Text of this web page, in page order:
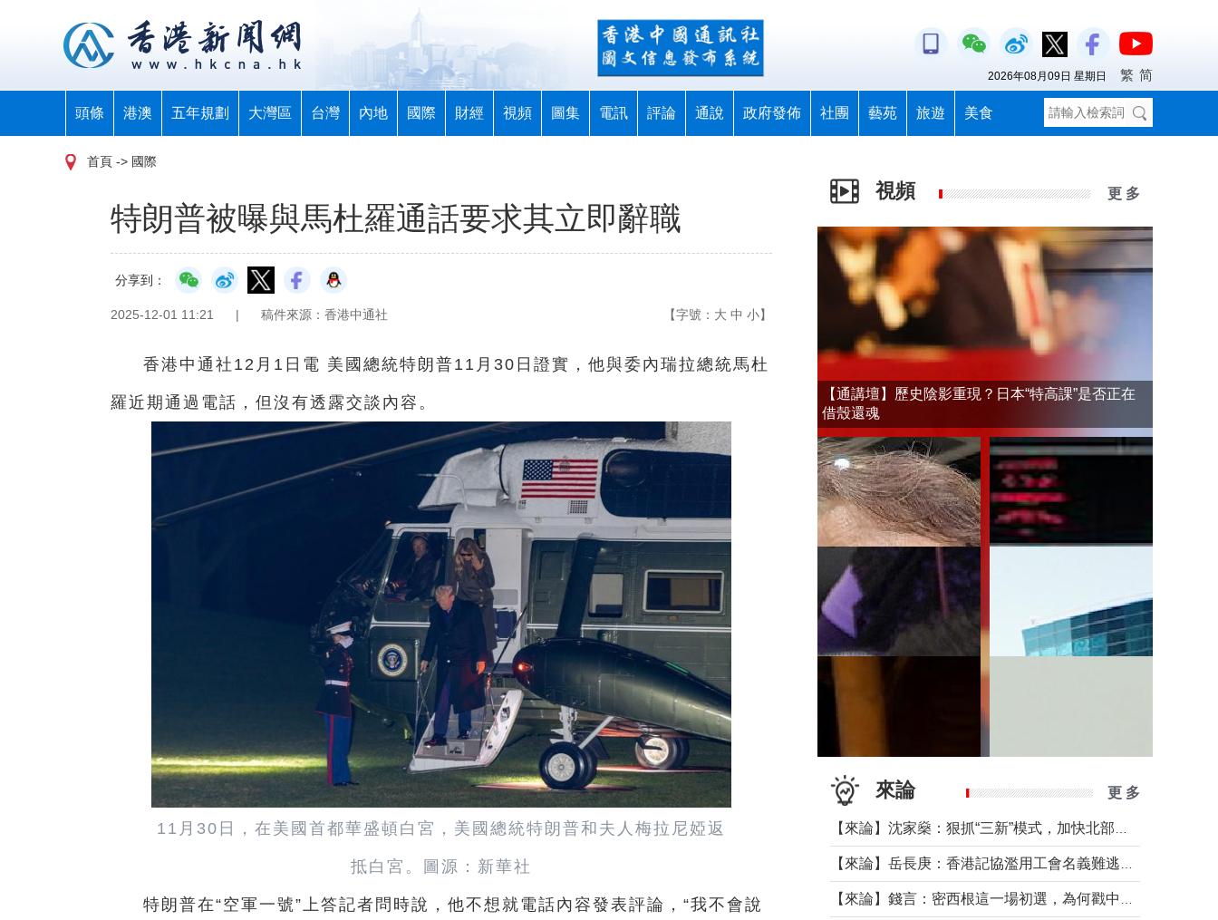
頭條 港澳 五年規劃 大灣區 台灣 內地 國際 財經 視頻 圖集 電訊 評論 通說 政府發佈 社團 藝苑 旅遊 美食
2026年08月09日 星期日 繁 简
首頁 -> 國際
特朗普被曝與馬杜羅通話要求其立即辭職
分享到：
2025-12-01 11:21 | 稿件來源：香港中通社 【字號： 大 中 小】
香港中通社12月1日電 美國總統特朗普11月30日證實，他與委內瑞拉總統馬杜
羅近期通過電話，但沒有透露交談內容。
11月30日，在美國首都華盛頓白宮，美國總統特朗普和夫人梅拉尼婭返
抵白宮。圖源：新華社
特朗普在“空軍一號”上答記者問時說，他不想就電話內容發表評論，“我不會說
視頻 更 多
【通講壇】歷史陰影重現？日本“特高課”是否正在
借殼還魂
來論 更 多